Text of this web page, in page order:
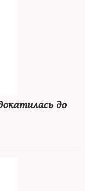
до